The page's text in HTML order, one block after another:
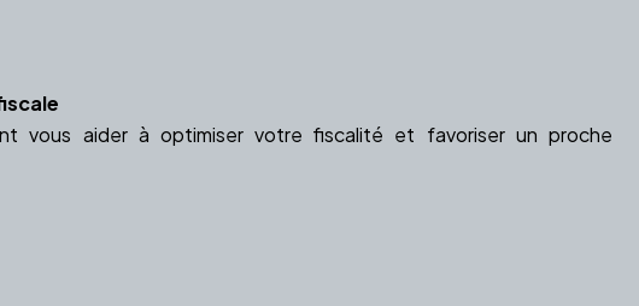
vous aider à optimiser votre fiscalité et favoriser un proche